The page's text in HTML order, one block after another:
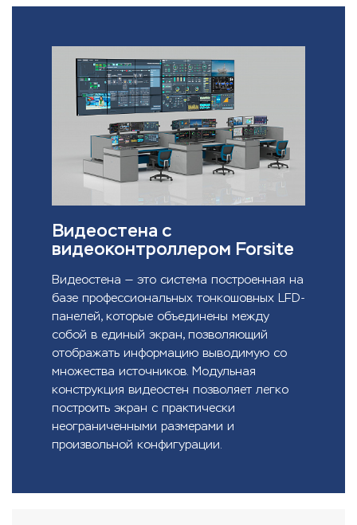
Видеостена с
видеоконтроллером Forsite
Видеостена — это система построенная на
базе профессиональных тонкошовных LFD-
панелей, которые объединены между
собой в единый экран, позволяющий
отображать информацию выводимую со
множества источников. Модульная
конструкция видеостен позволяет легко
построить экран с практически
неограниченными размерами и
произвольной конфигурации.